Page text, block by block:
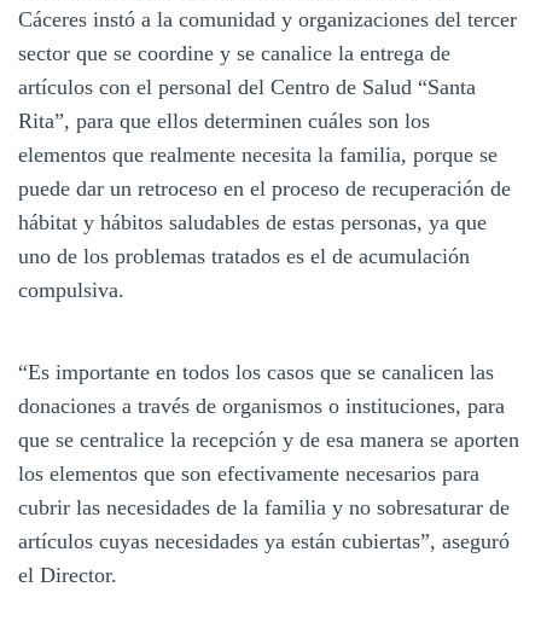
Cáceres instó a la comunidad y organizaciones del tercer
sector que se coordine y se canalice la entrega de
artículos con el personal del Centro de Salud “Santa
Rita”, para que ellos determinen cuáles son los
elementos que realmente necesita la familia, porque se
puede dar un retroceso en el proceso de recuperación de
hábitat y hábitos saludables de estas personas, ya que
uno de los problemas tratados es el de acumulación
compulsiva.
“Es importante en todos los casos que se canalicen las
donaciones a través de organismos o instituciones, para
que se centralice la recepción y de esa manera se aporten
los elementos que son efectivamente necesarios para
cubrir las necesidades de la familia y no sobresaturar de
artículos cuyas necesidades ya están cubiertas”, aseguró
el Director.